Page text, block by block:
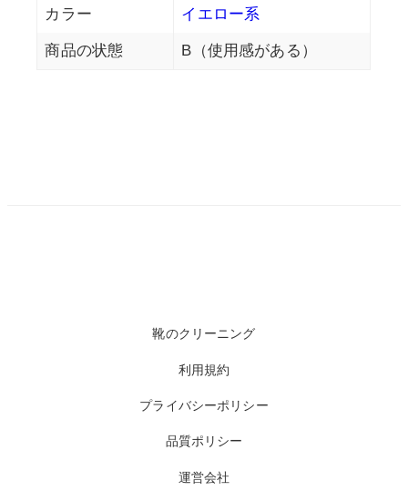
カラー イエロー系
商品の状態 B（使用感がある）
靴のクリーニング
利用規約
プライバシーポリシー
品質ポリシー
運営会社